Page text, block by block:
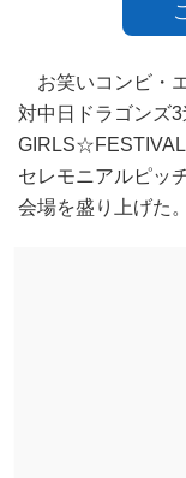
お笑いコンビ・
対中日ドラゴンズ
セレモニアルピッ
会場を盛り上げた。